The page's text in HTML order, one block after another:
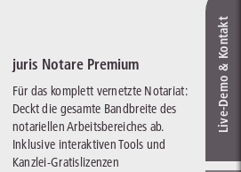
juris Notare Premium
Für das komplett vernetzte Notariat:
Deckt die gesamte Bandbreite des
notariellen Arbeitsbereiches ab.
Inklusive interaktiven Tools und
Kanzlei-Gratislizenzen
Live‑Demo & Kontakt